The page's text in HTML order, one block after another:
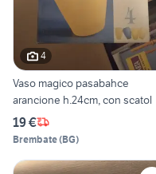
4
Vaso magico pasabahce
arancione h.24cm, con scatol
19 €
Brembate(BG)